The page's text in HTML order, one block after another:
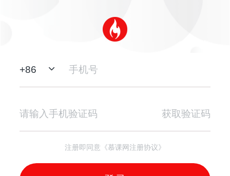
+86
获取验证码
注册即同意《慕课网注册协议》